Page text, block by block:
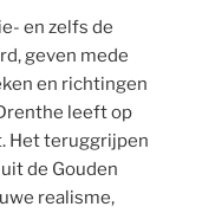
en zelfs de
geven mede
en richtingen
leeft op
Het teruggrijpen
de Gouden
realisme,